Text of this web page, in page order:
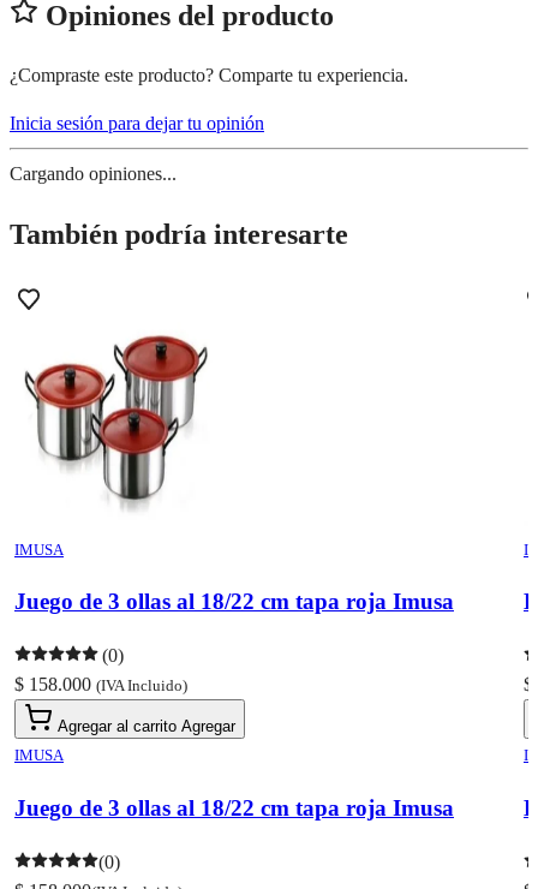
Opiniones del producto
¿Compraste este producto? Comparte tu experiencia.
Inicia sesión para dejar tu opinión
Cargando opiniones...
También podría interesarte
IMUSA
Juego de 3 ollas al 18/22 cm tapa roja Imusa
(0)
$ 158.000 (IVA Incluido)
Agregar al carrito Agregar
IMUSA
Juego de 3 ollas al 18/22 cm tapa roja Imusa
(0)
$